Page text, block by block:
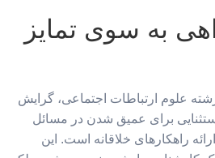
به سوی تمایز
علوم ارتباطات اجتماعی، گرایش
برای عمیق شدن در مسائل
راهکارهای خلاقانه است. این